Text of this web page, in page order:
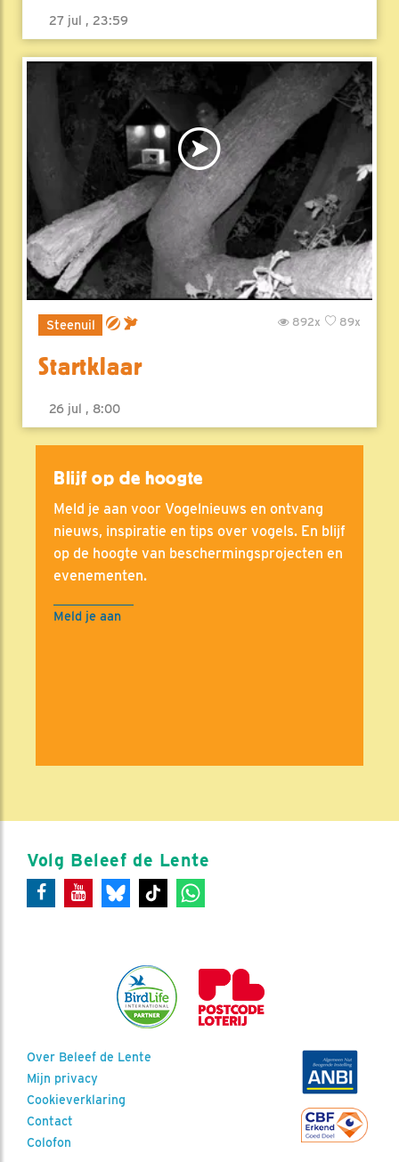
27 jul , 23:59
Steenuil 89x
892x
Startklaar
26 jul , 8:00
Blijf op de hoogte
Meld je aan voor Vogelnieuws en ontvang
nieuws, inspiratie en tips over vogels. En blijf
op de hoogte van beschermingsprojecten en
evenementen.
Meld je aan
Volg Beleef de Lente
Over Beleef de Lente
Mijn privacy
Cookieverklaring
Contact
Colofon